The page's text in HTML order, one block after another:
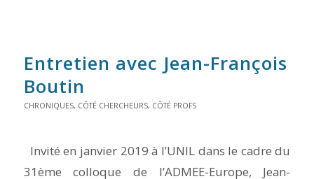
Entretien avec Jean-François
Boutin
CHRONIQUES, CÔTÉ CHERCHEURS, CÔTÉ PROFS
Invité en janvier 2019 à l’UNIL dans le cadre du
31ème colloque de l’ADMEE-Europe, Jean-